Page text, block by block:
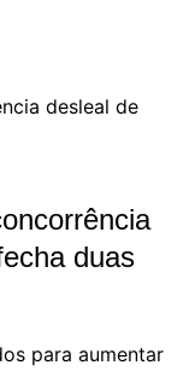
duas
para aumentar